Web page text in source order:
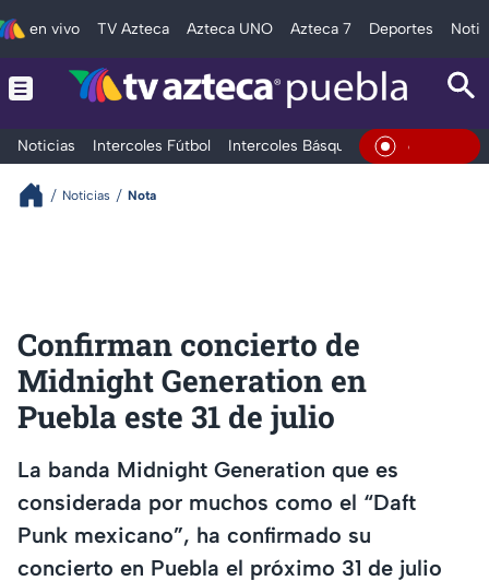
en vivo TV Azteca Azteca UNO Azteca 7 Deportes
Noticias Intercoles Fútbol Intercoles Básquetbol DeportesEn Vivo
Noticias Nota
Confirman concierto de
Midnight Generation en
Puebla este 31 de julio
La banda Midnight Generation que es
considerada por muchos como el “Daft
Punk mexicano”, ha confirmado su
concierto en Puebla el próximo 31 de julio